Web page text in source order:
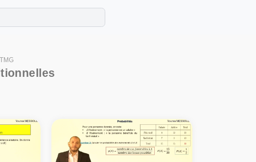
: révise les maths cet été !
progresse avec des exercices corrigés en vidéo.